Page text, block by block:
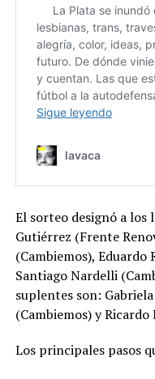
El sorteo designó a los
Gutiérrez (Frente
(Cambiemos),
Santiago Nardelli
suplentes son:
(Cambiemos) y
Los principales pasos